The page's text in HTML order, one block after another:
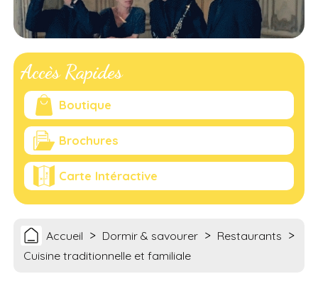
Accès Rapides
Boutique
Brochures
Carte Intéractive
Accueil > Dormir & savourer > Restaurants >
Cuisine traditionnelle et familiale